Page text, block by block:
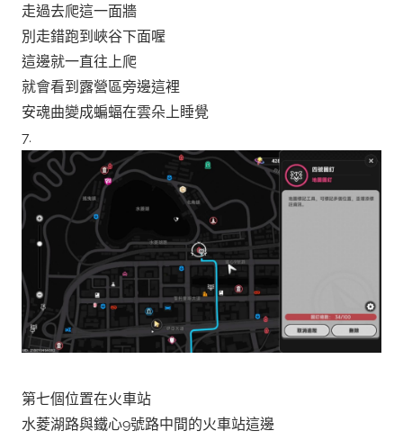
走過去爬這一面牆
別走錯跑到峽谷下面喔
這邊就一直往上爬
就會看到露營區旁邊這裡
安魂曲變成蝙蝠在雲朵上睡覺
7.
第七個位置在火車站
水菱湖路與鐵心9號路中間的火車站這邊